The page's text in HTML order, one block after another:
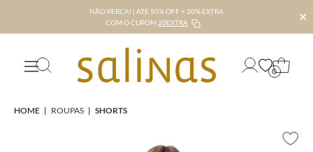
NÃO PERCA! | ATÉ 50% OFF + 20% EXTRA
COM O CUPOM 20EXTRA ✕
0
HOME | ROUPAS | SHORTS